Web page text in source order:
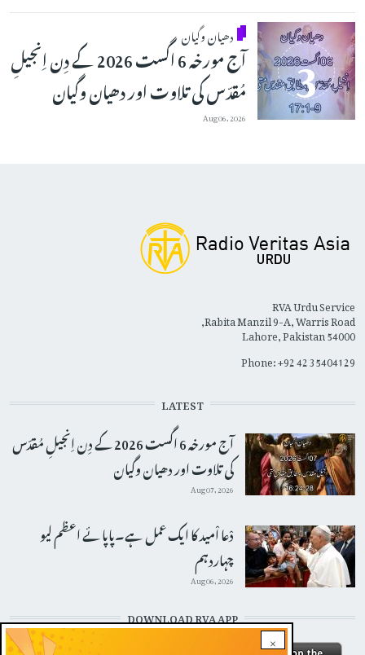
دھیان وگیان
آج مورخہ 6 اگست 2026 کے دِن اِنجیلِ
مُقدّس کی تلاوت اور دھیان وگیان
Aug 06, 2026
×
RVA Urdu Service
Rabita Manzil 9-A, Warris Road,
Lahore, Pakistan 54000
Phone: +92 42 35404129
LATEST
آج مورخہ 6 اگست 2026 کے دِن اِنجیلِ مُقدّس
کی تلاوت اور دھیان وگیان
Aug 07, 2026
دْعا اْمید کا ایک عمل ہے۔پاپائے اعظم لیو
چہاردہم
Aug 06, 2026
DOWNLOAD RVA APP